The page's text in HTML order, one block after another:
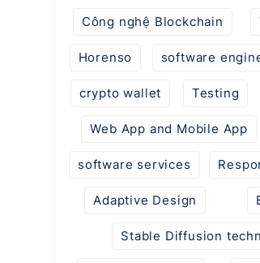
Công nghệ Blockchain
Horenso software
crypto wallet Testing
Web App and Mobile App
software services
Adaptive Design
Stable Diffusion